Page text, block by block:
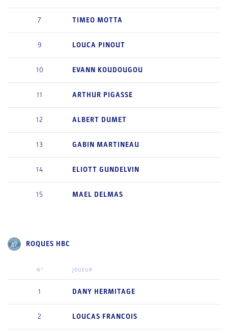
7 TIMEO MOTTA
9 LOUCA PINOUT
10 EVANN KOUDOUGOU
11 ARTHUR PIGASSE
12 ALBERT DUMET
13 GABIN MARTINEAU
14 ELIOTT GUNDELVIN
15 MAEL DELMAS
ROQUES HBC
N° JOUEUR
1 DANY HERMITAGE
2 LOUCAS FRANCOIS